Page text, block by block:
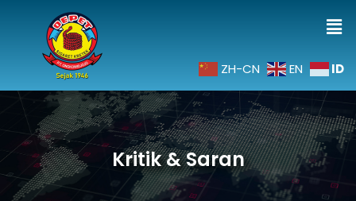
ZH-CN EN ID
Kritik & Saran